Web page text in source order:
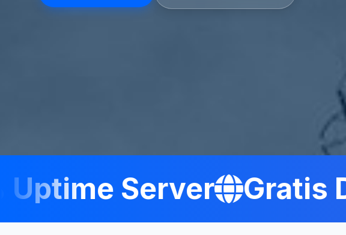
Server Gratis